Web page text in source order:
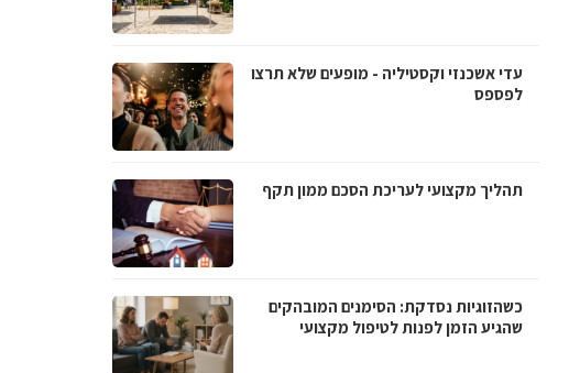
עדי אשכנזי וקסטיליה - מופעים שלא תרצו
לפספס
תהליך מקצועי לעריכת הסכם ממון תקף
כשהזוגיות נסדקת: הסימנים המובהקים
שהגיע הזמן לפנות לטיפול מקצועי